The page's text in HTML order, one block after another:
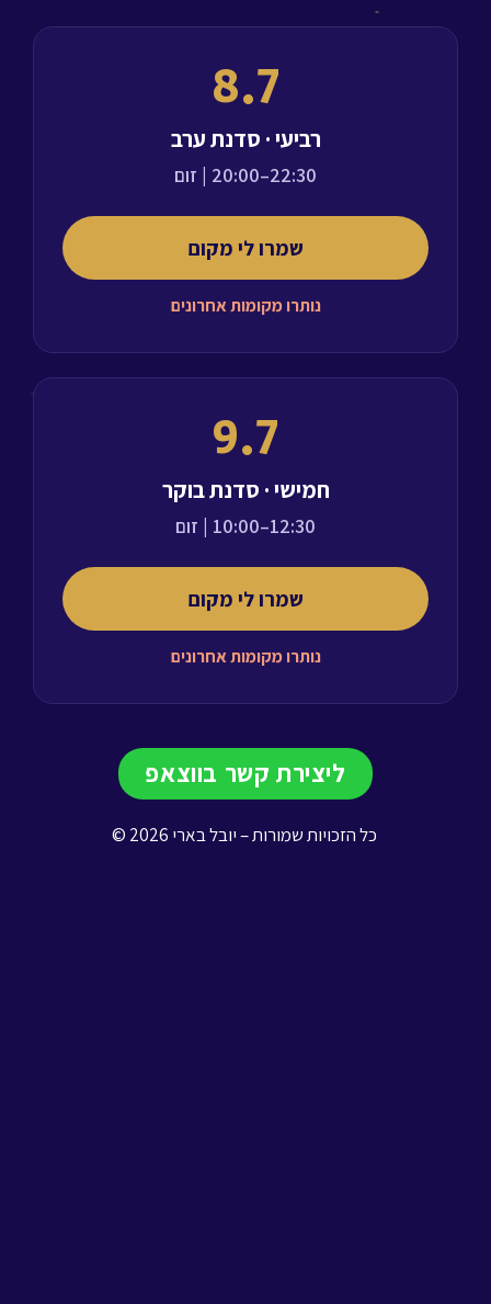
8.7
רביעי · סדנת ערב
20:00–22:30| זום
שמרו לי מקום
נותרו מקומות אחרונים
9.7
חמישי · סדנת בוקר
10:00–12:30| זום
שמרו לי מקום
נותרו מקומות אחרונים
ליצירת קשר בווצאפ
כל הזכויות שמורות – יובל בארי 2026 ©